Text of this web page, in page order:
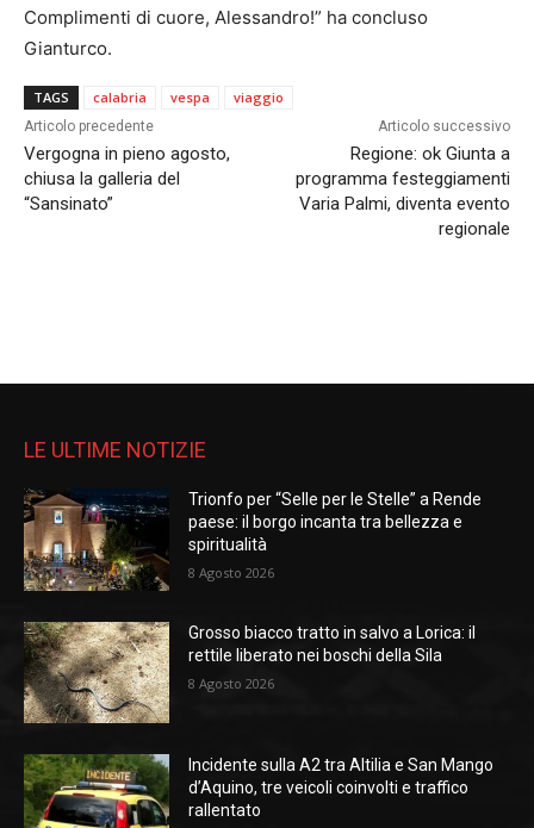
Complimenti di cuore, Alessandro!” ha concluso
Gianturco.
TAGS calabria vespa viaggio
Articolo precedente
Vergogna in pieno agosto,
chiusa la galleria del
“Sansinato”
Articolo successivo
Regione: ok Giunta a
programma festeggiamenti
Varia Palmi, diventa evento
regionale
LE ULTIME NOTIZIE
Trionfo per “Selle per le Stelle” a Rende
paese: il borgo incanta tra bellezza e
spiritualità
8 Agosto 2026
Grosso biacco tratto in salvo a Lorica: il
rettile liberato nei boschi della Sila
8 Agosto 2026
Incidente sulla A2 tra Altilia e San Mango
d’Aquino, tre veicoli coinvolti e traffico
rallentato